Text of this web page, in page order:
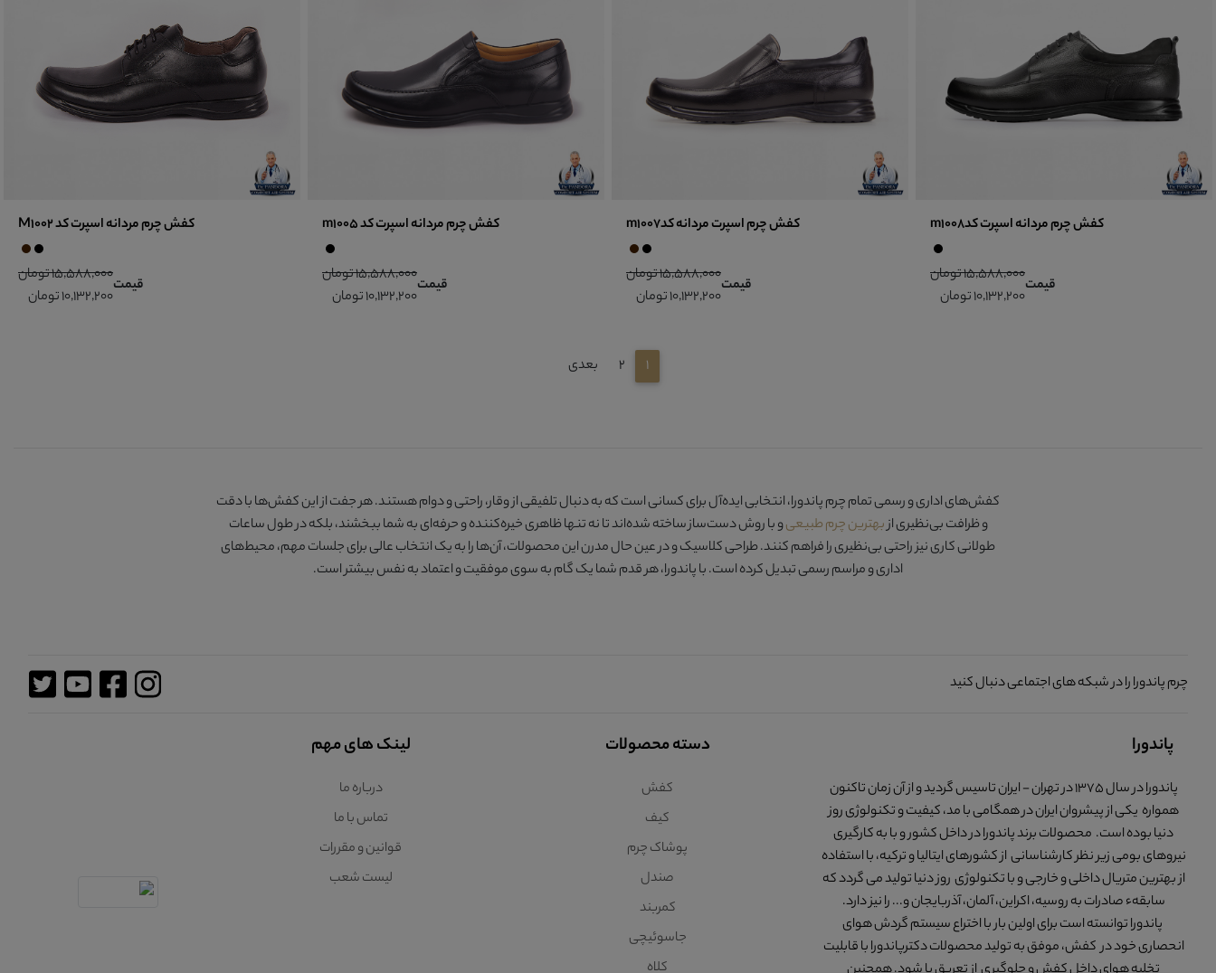
کفش چرم مردانه اسپرت کدm1008
قیمت
15,588,000 تومان
10,132,200 تومان
کفش چرم اسپرت مردانه کدm1007
قیمت
15,588,000 تومان
10,132,200 تومان
کفش چرم مردانه اسپرت کد m1005
قیمت
15,588,000 تومان
10,132,200 تومان
کفش چرم مردانه اسپرت کد M1002
قیمت
15,588,000 تومان
10,132,200 تومان
1
2 بعدی
کفش‌های اداری و رسمی تمامچرم پاندورا، انتخابی ایده‌آل برای کسانی است که به دنبال تلفیقی از وقار، راحتی و دوام هستند. هر جفت از این کفش‌ها با دقت
و ظرافت بی‌نظیری ازبهترین چرم طبیعیو با روشدست‌سازساخته شده‌اند تا نه تنها ظاهری خیره‌کننده و حرفه‌ای به شما ببخشند، بلکه در طول ساعات
طولانی کاری نیز راحتی بی‌نظیری را فراهم کنند. طراحی کلاسیک و در عین حال مدرن این محصولات، آن‌ها را به یک انتخاب عالی برای جلسات مهم، محیط‌های
اداری و مراسم رسمی تبدیل کرده است. با پاندورا، هر قدم شما یک گام به سوی موفقیت واعتماد به نفسبیشتر است.
چرم پاندورا را در شبکه های اجتماعی دنبال کنید
پاندورا
پاندورا در سال 1375 در تهران - ایران تاسیس گردید و از آن زمان تاکنون
همواره یکی از پیشروان ایران در همگامی با مد، کیفیت و تکنولوژی روز
دنیا بوده است. محصولات برند پاندورا در داخل کشور و با به کارگیری
نیروهای بومی زیر نظر کارشناسانی از کشورهای ایتالیا و ترکیه، با استفاده
از بهترین متریال داخلی و خارجی و با تکنولوژی روز دنیا تولید می گردد که
سابقهء صادرات به روسیه، اکراین، آلمان، آذربایجان و... را نیز دارد.
پاندورا توانسته است برای اولین بار با اختراع سیستم گردش هوای
انحصاری خود در کفش، موفق به تولید محصولات دکترپاندورا با قابلیت
دسته محصولات
کفش
کیف
پوشاک چرم
صندل
کمربند
جاسوئیچی
کلاه
لینک های مهم
درباره ما
تماس با ما
قوانین و مقررات
لیست شعب